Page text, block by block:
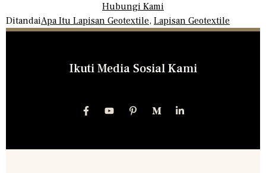
Hubungi Kami
DitandaiApa Itu Lapisan Geotextile, Lapisan Geotextile
Ikuti Media Sosial Kami